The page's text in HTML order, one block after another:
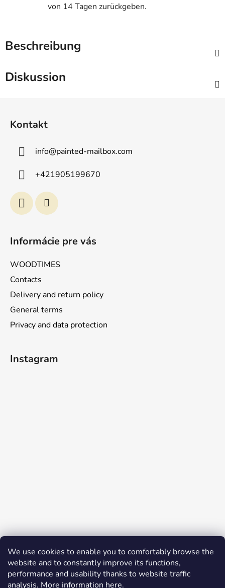
We use cookies to enable you to comfortably browse the
website and to constantly improve its functions,
performance and usability thanks to website traffic
analysis. More information here.
von 14 Tagen zurückgeben.
Beschreibung
Diskussion
Kontakt
info@painted-mailbox.com
+421905199670
Informácie pre vás
WOODTIMES
Contacts
Delivery and return policy
General terms
Privacy and data protection
Instagram
Facebook